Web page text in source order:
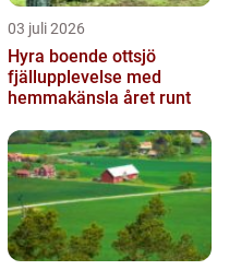
03 juli 2026
Hyra boende ottsjö
fjällupplevelse med
hemmakänsla året runt